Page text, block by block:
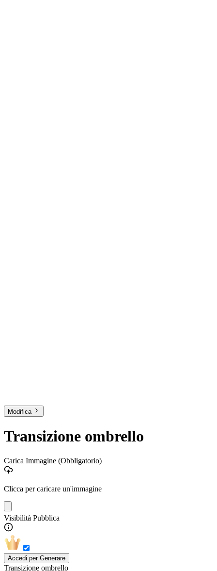
Modifica
Transizione ombrello
Carica Immagine (Obbligatorio)
Clicca per caricare un'immagine
Visibilità Pubblica
Accedi per Generare
Transizione ombrello